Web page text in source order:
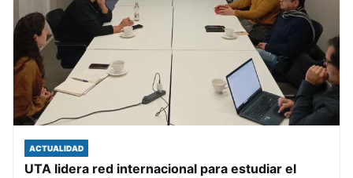
ACTUALIDAD
UTA lidera red internacional para estudiar el